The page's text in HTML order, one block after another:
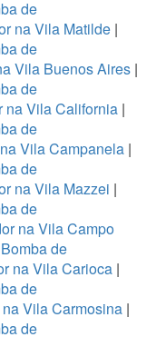
de
na Vila Matilde|
de
Vila Buenos Aires|
de
na Vila California |
de
Vila Campanela |
de
na Vila Mazzei |
de
na Vila Campo
de
na Vila Carioca|
de
Vila Carmosina|
de